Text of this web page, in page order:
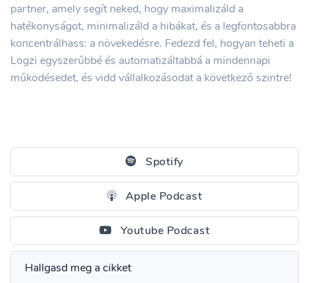
partner, amely segít neked, hogy maximalizáld a
hatékonyságot, minimalizáld a hibákat, és a legfontosabbra
koncentrálhass: a növekedésre. Fedezd fel, hogyan teheti a
Logzi egyszerűbbé és automatizáltabbá a mindennapi
működésedet, és vidd vállalkozásodat a következő szintre!
Spotify
Apple Podcast
Youtube Podcast
Hallgasd meg a cikket